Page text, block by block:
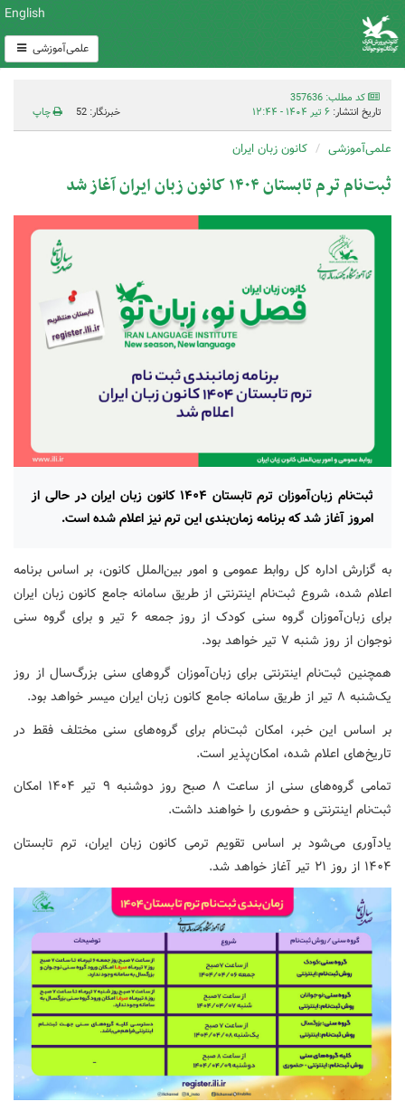
English
علمی‌آموزشی
کد مطلب: 357636
تاریخ انتشار: ۶ تیر ۱۴۰۴ - ۱۲:۴۴ خبرنگار: 52 چاپ
علمی‌آموزشی کانون زبان ایران
ثبت‌نام ترم تابستان ۱۴۰۴ کانون زبان ایران آغاز شد
ثبت‌نام زبان‌آموزان ترم تابستان ۱۴۰۴ کانون زبان ایران در حالی از
امروز آغاز شد که برنامه‌ زمان‌بندی این ترم نیز اعلام شده است.
به گزارش اداره کل روابط عمومی و امور بین‌الملل کانون، بر اساس برنامه
اعلام شده، شروع ثبت‌نام اینترنتی از طریق سامانه جامع کانون زبان ایران
برای زبان‌آموزان گروه سنی کودک از روز جمعه ۶ تیر و برای گروه سنی
نوجوان از روز شنبه ۷ تیر خواهد بود.
همچنین ثبت‌نام اینترنتی برای زبان‌آموزان گروهای سنی بزرگ‌سال از روز
یک‌شنبه ۸ تیر از طریق سامانه جامع کانون زبان ایران میسر خواهد بود.
بر اساس این خبر، امکان ثبت‌نام برای گروه‌های سنی مختلف فقط در
تاریخ‌های اعلام شده، امکان‌پذیر است.
تمامی گروه‌های سنی از ساعت ۸ صبح روز دوشنبه ۹ تیر ۱۴۰۴ امکان
ثبت‌نام اینترنتی و حضوری را خواهند داشت.
یادآوری می‌شود بر اساس تقویم ترمی کانون زبان ایران، ترم تابستان
۱۴۰۴ از روز ۲۱ تیر آغاز خواهد شد.